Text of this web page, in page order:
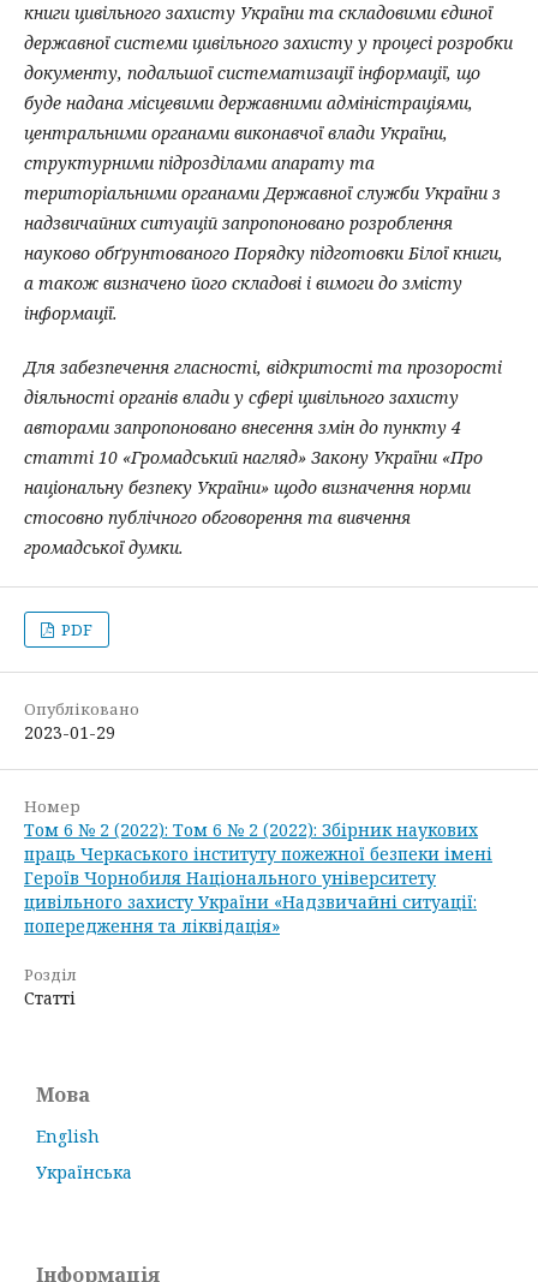
книги цивільного захисту України та складовими єдиної
державної системи цивільного захисту у процесі розробки
документу, подальшої систематизації інформації, що
буде надана місцевими державними адміністраціями,
центральними органами виконавчої влади України,
структурними підрозділами апарату та
територіальними органами Державної служби України з
надзвичайних ситуацій запропоновано розроблення
науково обґрунтованого Порядку підготовки Білої книги,
а також визначено його складові і вимоги до змісту
інформації.
Для забезпечення гласності, відкритості та прозорості
діяльності органів влади у сфері цивільного захисту
авторами запропоновано внесення змін до пункту 4
статті 10 «Громадський нагляд» Закону України «Про
національну безпеку України» щодо визначення норми
стосовно публічного обговорення та вивчення
громадської думки.
PDF
Опубліковано
2023-01-29
Номер
Том 6 № 2 (2022): Том 6 № 2 (2022): Збірник наукових
праць Черкаського інституту пожежної безпеки імені
Героїв Чорнобиля Національного університету
цивільного захисту України «Надзвичайні ситуації:
попередження та ліквідація»
Розділ
Статті
Мова
English
Українська
Інформація